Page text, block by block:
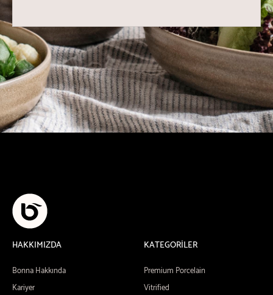
HAKKIMIZDA
Bonna Hakkında
Kariyer
KATEGORİLER
Premium Porcelain
Vitrified